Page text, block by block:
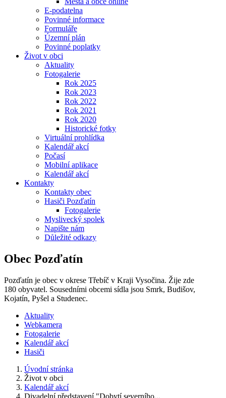
E-podatelna
Povinné informace
Formuláře
Územní plán
Povinné poplatky
Život v obci
Aktuality
Fotogalerie
Rok 2025
Rok 2023
Rok 2022
Rok 2021
Rok 2020
Historické fotky
Virtuální prohlídka
Kalendář akcí
Počasí
Mobilní aplikace
Kalendář akcí
Kontakty
Kontakty obec
Hasiči Pozďatín
Fotogalerie
Myslivecký spolek
Napište nám
Důležité odkazy
Obec Pozďatín
Pozďatín je obec v okrese Třebíč v Kraji Vysočina. Žije zde
180 obyvatel. Sousedními obcemi sídla jsou Smrk, Budišov,
Kojatín, Pyšel a Studenec.
Aktuality
Webkamera
Fotogalerie
Kalendář akcí
Hasiči
Úvodní stránka
Život v obci
Kalendář akcí
Divadelní představení "Dobytí severního...